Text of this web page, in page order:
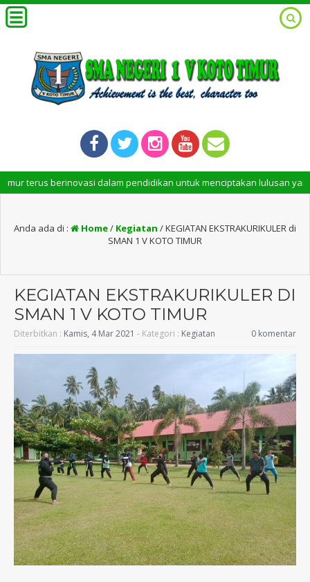
dalam pendidikan untuk menciptakan lulusan yang cerdas,
Anda ada di : Home/ Kegiatan /KEGIATAN EKSTRAKURIKULER di
SMAN 1 V KOTO TIMUR
KEGIATAN EKSTRAKURIKULER DI
SMAN 1 V KOTO TIMUR
Diterbitkan : Kamis, 4 Mar 2021 - Kategori : Kegiatan 0 komentar